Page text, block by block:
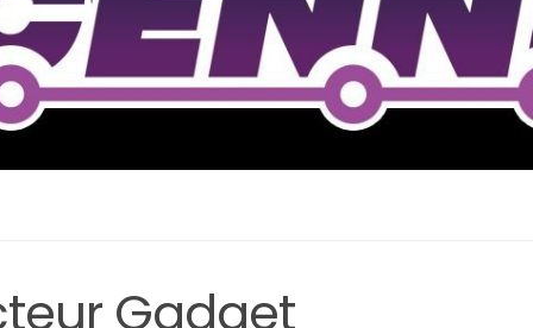
Gadget